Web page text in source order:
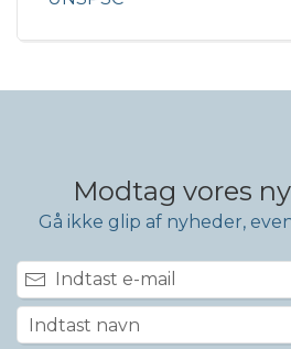
Modtag vores
Gå ikke glip af nyheder,